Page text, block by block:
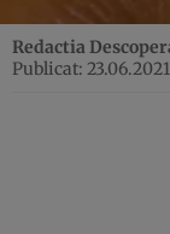
Redactia
Publicat: 23.06.2021